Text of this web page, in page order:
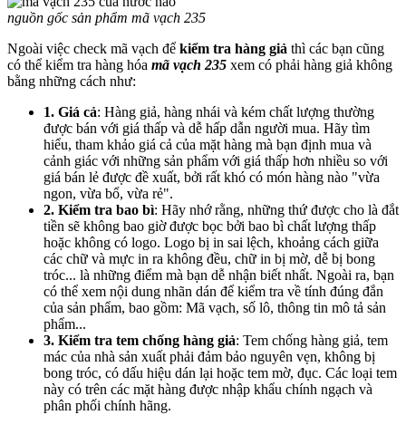
nguồn gốc sản phẩm mã vạch 235
Ngoài việc check mã vạch để kiểm tra hàng giả thì các bạn cũng
có thể kiểm tra hàng hóa mã vạch 235 xem có phải hàng giả không
bằng những cách như:
1. Giá cả: Hàng giả, hàng nhái và kém chất lượng thường
được bán với giá thấp và dễ hấp dẫn người mua. Hãy tìm
hiểu, tham khảo giá cả của mặt hàng mà bạn định mua và
cảnh giác với những sản phẩm với giá thấp hơn nhiều so với
giá bán lẻ được đề xuất, bởi rất khó có món hàng nào "vừa
ngon, vừa bổ, vừa rẻ".
2. Kiểm tra bao bì: Hãy nhớ rằng, những thứ được cho là đắt
tiền sẽ không bao giờ được bọc bởi bao bì chất lượng thấp
hoặc không có logo. Logo bị in sai lệch, khoảng cách giữa
các chữ và mực in ra không đều, chữ in bị mờ, dễ bị bong
tróc... là những điểm mà bạn dễ nhận biết nhất. Ngoài ra, bạn
có thể xem nội dung nhãn dán để kiểm tra về tính đúng đắn
của sản phẩm, bao gồm: Mã vạch, số lô, thông tin mô tả sản
phẩm...
3. Kiểm tra tem chống hàng giả: Tem chống hàng giả, tem
mác của nhà sản xuất phải đảm bảo nguyên vẹn, không bị
bong tróc, có dấu hiệu dán lại hoặc tem mờ, đục. Các loại tem
này có trên các mặt hàng được nhập khẩu chính ngạch và
phân phối chính hãng.